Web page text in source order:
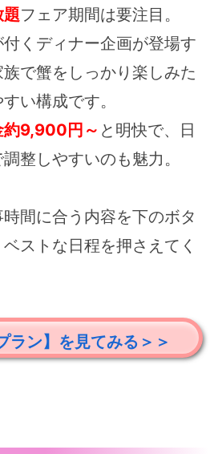
題フェア期間は要注目。
くディナー企画が登場す
で蟹をしっかり楽しみた
い構成です。
約9,900円～ と明快で、日
整しやすいのも魅力。
間に合う内容を下のボタ
ストな日程を押さえてく
ラン】を見てみる＞＞